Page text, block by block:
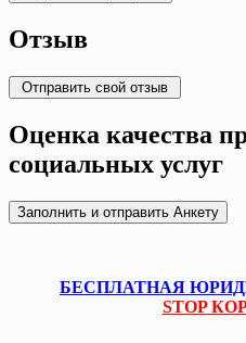
Отзыв
Оценка качества
социальных услуг
БЕСПЛАТНАЯ
STOP